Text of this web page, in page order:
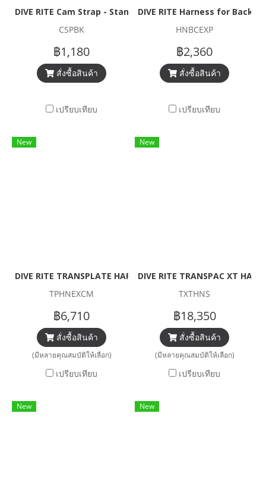
DIVE RITE Cam Strap - Standard w/ Plastic Buckle
CSPBK
฿1,180
สั่งซื้อสินค้า
เปรียบเทียบ
DIVE RITE Harness for
HNBCEXP
฿2,360
สั่งซื้อสินค้า
เปรียบเทียบ
New
DIVE RITE TRANSPLATE HARNESS (NOT INCLUDE PLATE)
TPHNEXCM
฿6,710
สั่งซื้อสินค้า
(มีหลายคุณสมบัติให้เลือก)
เปรียบเทียบ
New
DIVE RITE TRANSPAC XT
TXTHNS
฿18,350
สั่งซื้อสินค้า
(มีหลายคุณสมบัติให้เลือก)
เปรียบเทียบ
New New